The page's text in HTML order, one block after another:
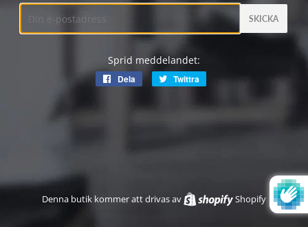
Sprid meddelandet:
Dela
Dela
Facebook
Twittra
Twitter
Denna butik kommer att drivas av Shopify